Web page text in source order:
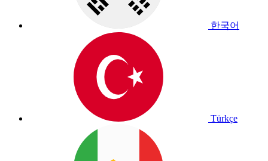
한국어
Türkçe